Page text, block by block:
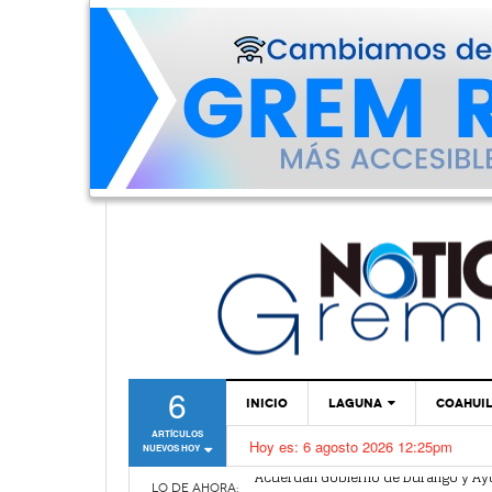
6
ARTÍCULOS
NUEVOS HOY
INICIO LAGUNA
TORREÓN
GÓMEZ PALACIO
Hoy es: 6 agosto 2026 12:25pm
LO DE AHORA:
Acuerdan Gobierno de Durango y